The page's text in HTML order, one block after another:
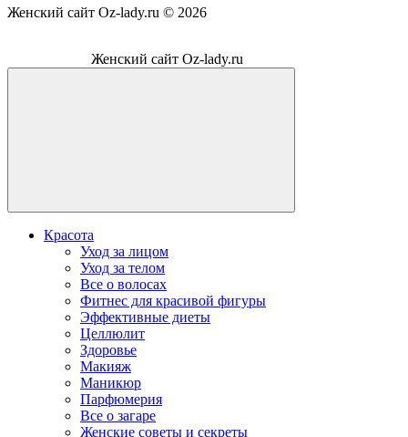
Женский сайт Oz-lady.ru © 2026
Женский сайт Oz-lady.ru
Красота
Уход за лицом
Уход за телом
Все о волосах
Фитнес для красивой фигуры
Эффективные диеты
Целлюлит
Здоровье
Макияж
Маникюр
Парфюмерия
Все о загаре
Женские советы и секреты